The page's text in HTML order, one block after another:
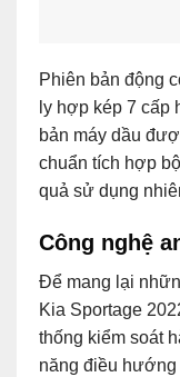
Phiên bản động
ly hợp kép 7 cấp
bản máy dầu
chuẩn tích hợp
quả sử dụng
Công nghệ
Để mang lại
Kia Sportage
thống kiểm soát
năng điều